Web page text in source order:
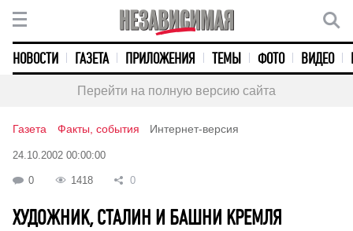
НОВОСТИ ГАЗЕТА ПРИЛОЖЕНИЯ ТЕМЫ ФОТО ВИДЕО
Перейти на полную версию сайта
Газета Факты, события Интернет-версия
24.10.2002 00:00:00
0 1418 0
ХУДОЖНИК, СТАЛИН И БАШНИ КРЕМЛЯ